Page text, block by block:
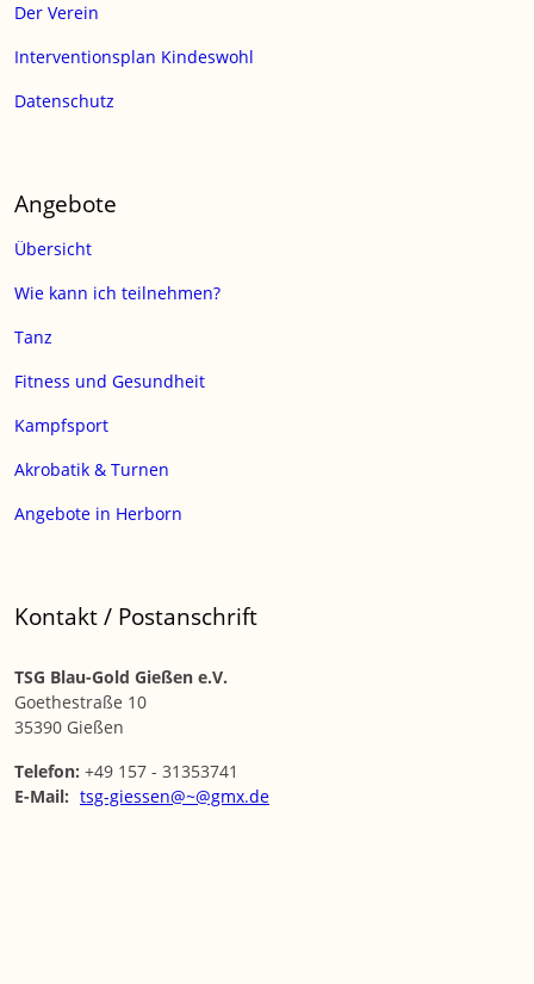
Der Verein
Interventionsplan Kindeswohl
Datenschutz
Angebote
Übersicht
Wie kann ich teilnehmen?
Tanz
Fitness und Gesundheit
Kampfsport
Akrobatik & Turnen
Angebote in Herborn
Kontakt / Postanschrift
TSG Blau-Gold Gießen e.V.
Goethestraße 10
35390 Gießen
Telefon: +49 157 - 31353741
E-Mail: tsg-giessen@~@gmx.de